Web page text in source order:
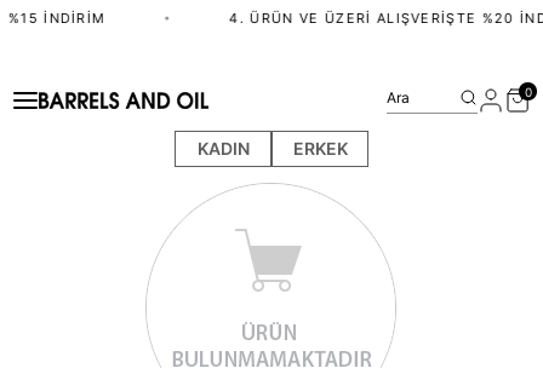
%15 İNDIRIM • 4. ÜRÜN VE ÜZERI ALIŞVERIŞTE %20
KADIN ERKEK
Ara 0